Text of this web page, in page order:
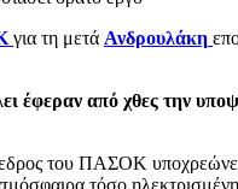
για τη μετά Ανδρουλάκη
έφεραν από χθες την
του ΠΑΣΟΚ
τόσο